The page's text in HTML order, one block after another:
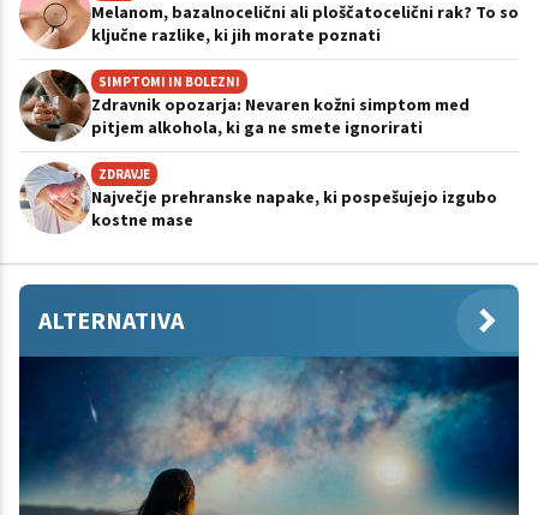
Melanom, bazalnocelični ali ploščatocelični rak? To so
ključne razlike, ki jih morate poznati
SIMPTOMI IN BOLEZNI
Zdravnik opozarja: Nevaren kožni simptom med
pitjem alkohola, ki ga ne smete ignorirati
ZDRAVJE
Največje prehranske napake, ki pospešujejo izgubo
kostne mase
ALTERNATIVA